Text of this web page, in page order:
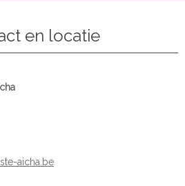
en locatie
aicha.be